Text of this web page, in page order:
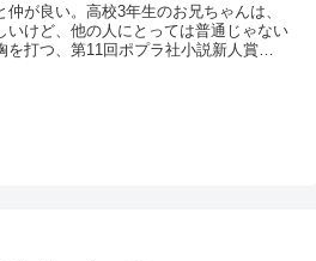
が良い。高校3年生のお兄ちゃんは、
いけど、他の人にとっては普通じゃない
打つ、第11回ポプラ社小説新人賞特